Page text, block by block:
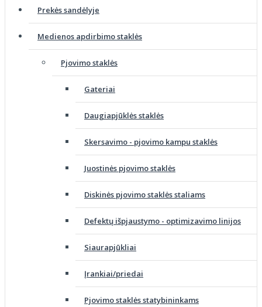
Prekės sandėlyje
Medienos apdirbimo staklės
Pjovimo staklės
Gateriai
Daugiapjūklės staklės
Skersavimo - pjovimo kampu staklės
Juostinės pjovimo staklės
Diskinės pjovimo staklės staliams
Defektų išpjaustymo - optimizavimo linijos
Siaurapjūkliai
Įrankiai/priedai
Pjovimo staklės statybininkams